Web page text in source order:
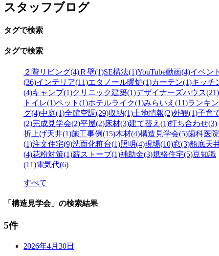
スタッフブログ
タグで検索
タグで検索
２階リビング(4) Ｒ壁(1)SE構法(1)YouTube動画(4)イベン
(36)インテリア(11)エタノール暖炉(1)カーテン(1)キッチ
(4)キャンプ(1)クリニック建築(1)デザイナーズハウス(21)
トイレ(1)ペット(1)ホテルライク(1)みらいえ(11)ランキン
グ(4)中庭(1)全館空調(29)収納(1)土地情報(2)外観(1)子育
(2)完成見学会(2)平屋(2)床材(3)建て替え(1)打ち合わせ(3)
折上げ天井(1)施工事例(15)木材(4)構造見学会(5)歯科医院
(1)注文住宅(9)洗面化粧台(1)照明(4)現場(10)窓(3)船底天
(4)花粉対策(1)薪ストーブ(1)補助金(3)規格住宅(5)豆知識
(11)電気代(6)
すべて
「構造見学会」の検索結果
5件
2026年4月30日